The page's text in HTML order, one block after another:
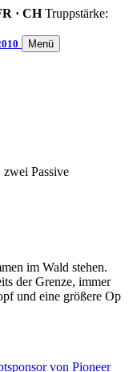
· CH Truppstärke:
Menü
Passive
im Wald stehen.
der Grenze, immer
und eine größere Op